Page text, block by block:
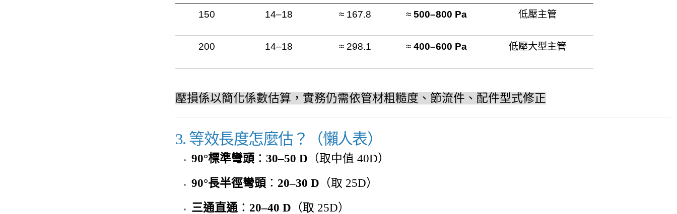
150 14–18 ≈ 167.8 ≈ 500–800 Pa 低壓主管
200 14–18 ≈ 298.1 ≈ 400–600 Pa 低壓大型主管
壓損係以簡化係數估算，實務仍需依管材粗糙度、節流件、配件型式修正
3. 等效長度怎麼估？（懶人表）
90°標準彎頭 ： 30–50 D （取中值 40D）
90°長半徑彎頭 ： 20–30 D （取 25D）
三通直通 ： 20–40 D （取 25D）